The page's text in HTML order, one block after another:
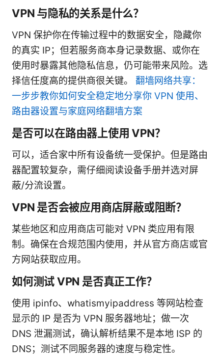
VPN 与隐私的关系是什么？
VPN 保护你在传输过程中的数据安全，隐藏你
的真实 IP；但若服务商本身记录数据、或你在
使用时暴露其他隐私信息，仍可能带来风险。选
择信任度高的提供商很关键。 翻墙网络共享：
一步步教你如何安全稳定地分享你 VPN 使用、
路由器设置与家庭网络翻墙方案
是否可以在路由器上使用 VPN？
可以，适合家中所有设备统一受保护。但是路由
器配置较复杂，需仔细阅读设备手册并选对屏
蔽/分流设置。
VPN 是否会被应用商店屏蔽或阻断？
某些地区和应用商店可能对 VPN 类应用有限
制。确保在合规范围内使用，并从官方商店或官
方网站获取应用。
如何测试 VPN 是否真正工作？
使用 ipinfo、whatismyipaddress 等网站检查
显示的 IP 是否为 VPN 服务器地址；做一次
DNS 泄漏测试，确认解析结果不是本地 ISP 的
DNS；测试不同服务器的速度与稳定性。